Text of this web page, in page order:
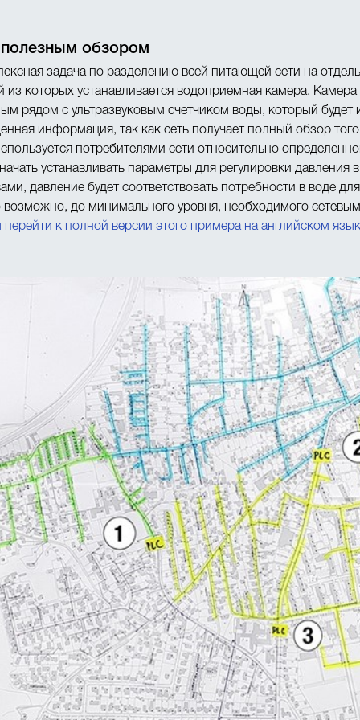
обзором
задача по разделению всей питающей сети на
которых устанавливается водоприемная камера.
рядом с ультразвуковым счетчиком воды, который
информация, так как сеть получает полный обзор
потребителями сети относительно
устанавливать параметры для регулировки
давление будет соответствовать потребности в воде
возможно, до минимального уровня, необходимого
к полной версии этого примера на английском